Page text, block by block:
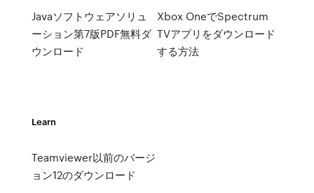
Javaソフトウェアソリュ
ーション第7版PDF無料ダ
ウンロード
Xbox OneでSpectrum
TVアプリをダウンロード
する方法
Learn
Teamviewer以前のバージ
ョン12のダウンロード